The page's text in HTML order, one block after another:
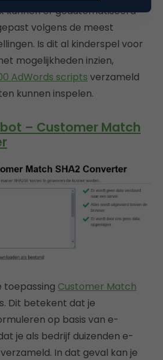
kunnen er geautomatiseerd
volgens de meest
Is dit al kinderspel voor
mogelijkheden inzien,
AdWords scripts verzameld
kunnen inspelen.
– Customer Match
toepassing Customer Match
Dit betekent dat je
op basis van e-
je als bedrijf duizenden e-
In dat geval kan je